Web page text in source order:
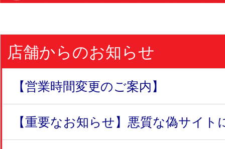
店舗からのお知らせ
【営業時間変更のご案内】
【重要なお知らせ】悪質な偽サイト